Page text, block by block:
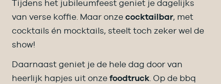
Tijdens het jubileumfeest geniet je dagelijks
van verse koffie. Maar onze cocktailbar, met
cocktails én mocktails, steelt toch zeker wel de
show!
Daarnaast geniet je de hele dag door van
heerlijk hapjes uit onze foodtruck . Op de bbq